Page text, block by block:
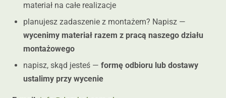
materiał na całe realizacje
planujesz zadaszenie z montażem? Napisz —
wycenimy materiał razem z pracą naszego działu
montażowego
napisz, skąd jesteś — formę odbioru lub dostawy
ustalimy przy wycenie